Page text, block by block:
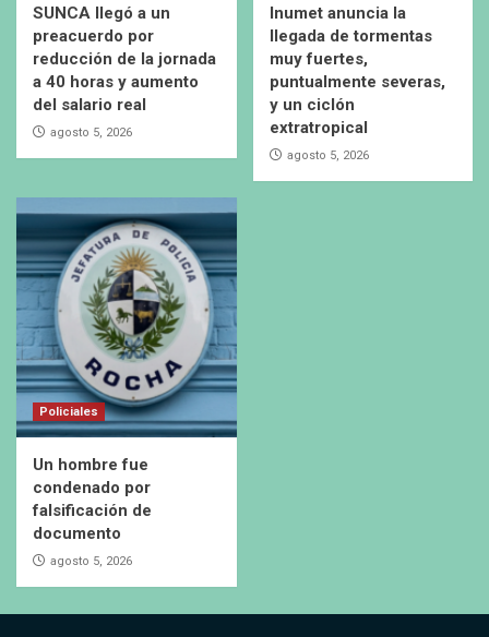
SUNCA llegó a un
preacuerdo por
reducción de la jornada
a 40 horas y aumento
del salario real
agosto 5, 2026
Inumet anuncia la
llegada de tormentas
muy fuertes,
puntualmente severas,
y un ciclón
extratropical
agosto 5, 2026
Policiales
Un hombre fue
condenado por
falsificación de
documento
agosto 5, 2026